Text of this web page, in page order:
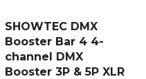
SHOWTEC DMX
Booster Bar 4 4-
channel DMX
Booster 3P & 5P XLR